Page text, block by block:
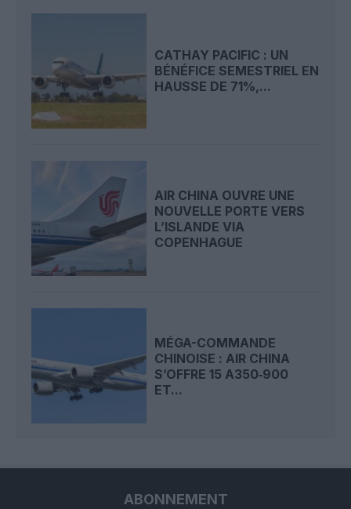
CATHAY PACIFIC : UN
BÉNÉFICE SEMESTRIEL EN
HAUSSE DE 71%,...
AIR CHINA OUVRE UNE
NOUVELLE PORTE VERS
L’ISLANDE VIA
COPENHAGUE
MÉGA-COMMANDE
CHINOISE : AIR CHINA
S’OFFRE 15 A350‑900
ET...
ABONNEMENT